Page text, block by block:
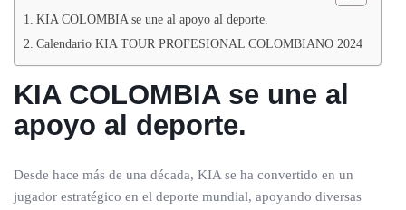
KIA COLOMBIA se une al apoyo al deporte.
Calendario KIA TOUR PROFESIONAL COLOMBIANO 2024
KIA COLOMBIA se une al
apoyo al deporte.
Desde hace más de una década, KIA se ha convertido en un
jugador estratégico en el deporte mundial, apoyando diversas